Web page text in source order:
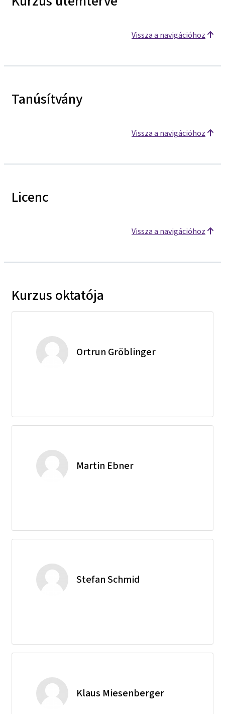
Vissza a navigációhoz
Tanúsítvány
Vissza a navigációhoz
Licenc
Vissza a navigációhoz
Kurzus oktatója
Ortrun Gröblinger
Martin Ebner
Stefan Schmid
Klaus Miesenberger